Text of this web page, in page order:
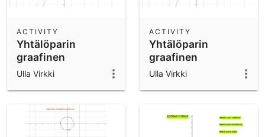
Yhtälöparin
graafinen
ratkaiseminen
ACTIVITY
Ulla Virkki
Yhtälöparin
graafinen
ratkaiseminen
ACTIVITY
Ulla Virkki